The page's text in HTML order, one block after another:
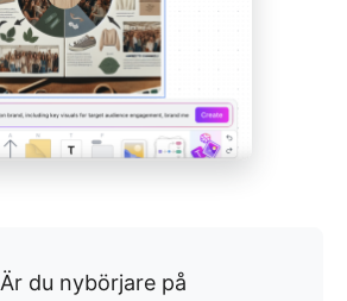
Är du nybörjare på